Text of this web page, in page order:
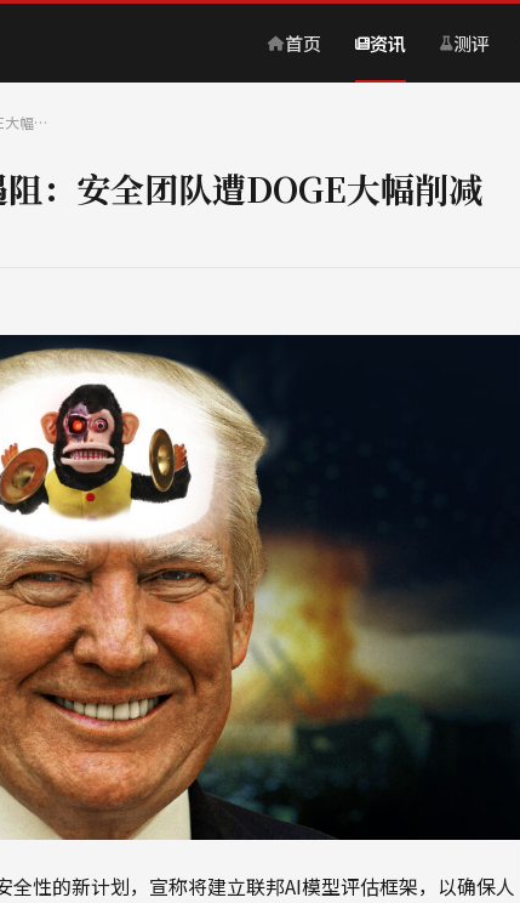
首页 资讯 测评
大幅…
：安全团队遭DOGE大幅削减
性的新计划，宣称将建立联邦AI模型评估框架，以确保人